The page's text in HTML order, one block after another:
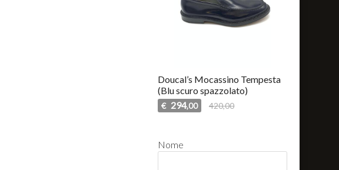
Doucal’s Mocassino Tempesta
(Blu scuro spazzolato)
€ 294,00 420,00
Nome